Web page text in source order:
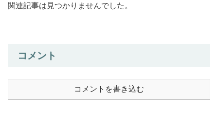
関連記事は見つかりませんでした。
コメント
コメントを書き込む